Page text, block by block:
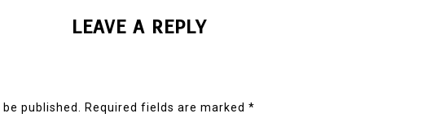
LEAVE A REPLY
published. Required fields are marked *